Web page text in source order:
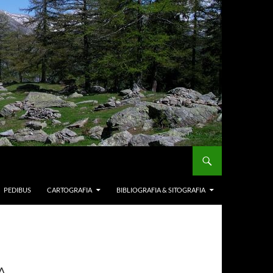
PEDIBUS CARTOGRAFIA BIBLIOGRAFIA & SITOGRAFIA